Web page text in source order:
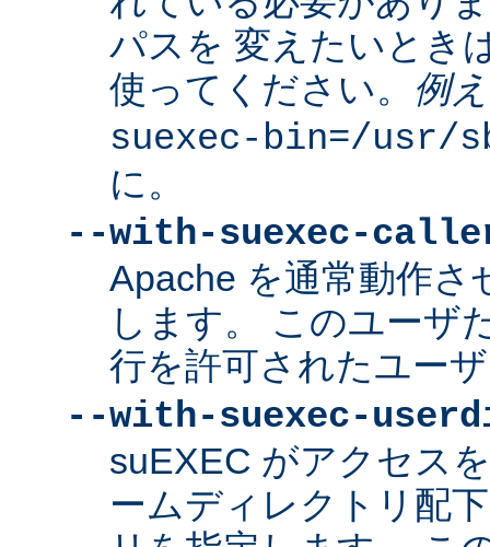
パスを 変えたいとき
使ってください。 例
suexec-bin=/usr/
に。
--with-suexec-
Apache を通常動作さ
します。 このユーザ
行を許可されたユー
--with-suexec-
suEXEC がアクセス
ームディレクトリ配